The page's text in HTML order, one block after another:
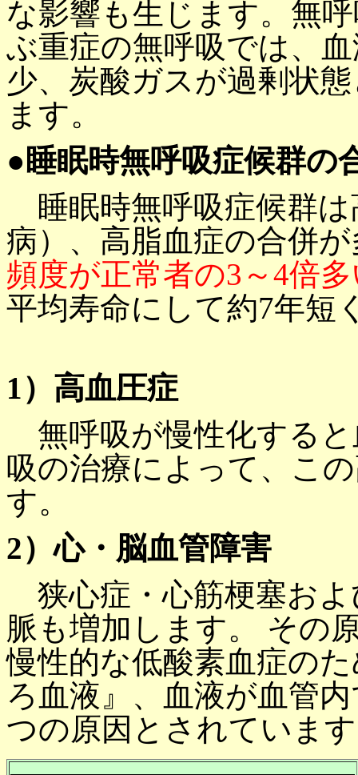
な影響も生じます。無
ぶ重症の無呼吸では、
少、炭酸ガスが過剰状
ます。
●睡眠時無呼吸症候群の
睡眠時無呼吸症候群は
病）、高脂血症の合併
頻度が正常者の3～4倍
平均寿命にして約7年短
1）高血圧症
無呼吸が慢性化する
吸の治療によって、こ
す。
2）心・脳血管障害
狭心症・心筋梗塞およ
脈も増加します。 その
慢性的な低酸素血症の
ろ血液』、血液が血管
つの原因とされていま